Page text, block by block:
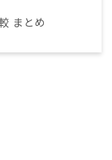
まとめ